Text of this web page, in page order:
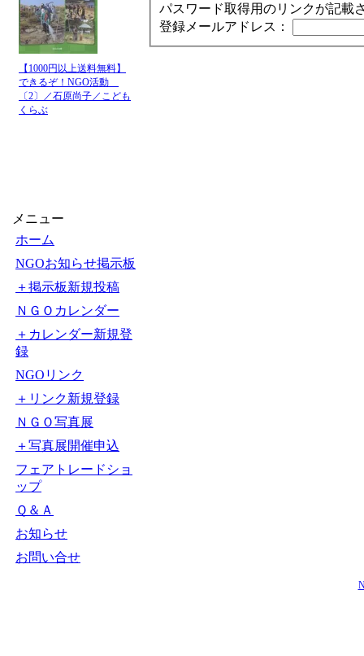
【1000円以上送料無料】
できるぞ！NGO活動
〔2〕／石原尚子／こども
くらぶ
メニュー
ホーム
NGOお知らせ掲示板
＋掲示板新規投稿
ＮＧＯカレンダー
＋カレンダー新規登
録
NGOリンク
＋リンク新規登録
ＮＧＯ写真展
＋写真展開催申込
フェアトレードショ
ップ
Ｑ＆Ａ
お知らせ
お問い合せ
パスワード取得用のリンクが記載
登録メールアドレス：